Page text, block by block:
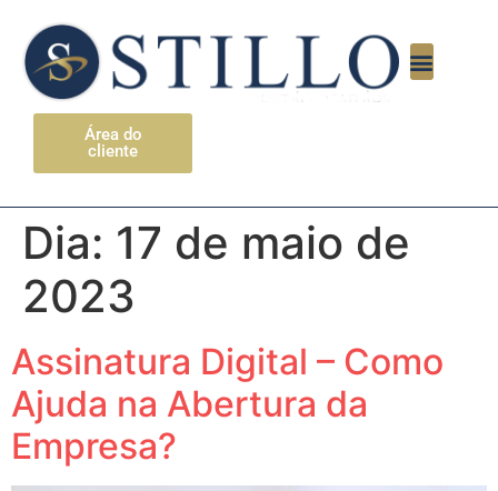
Área do
cliente
Dia: 17 de maio de
2023
Assinatura Digital – Como
Ajuda na Abertura da
Empresa?